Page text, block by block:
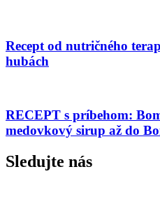
Recept od nutričného
hubách
RECEPT s príbehom:
medovkový sirup až do
Sledujte nás